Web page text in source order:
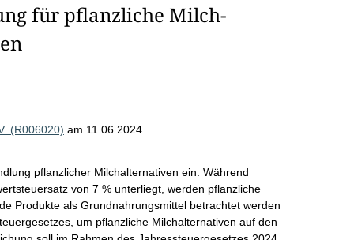
für pflanzliche Milch-
(R006020) am 11.06.2024
pflanzlicher Milchalternativen ein. Während
von 7 % unterliegt, werden pflanzliche
Produkte als Grundnahrungsmittel betrachtet werden
um pflanzliche Milchalternativen auf den